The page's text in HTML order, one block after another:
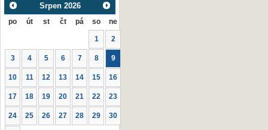
Srpen 2026
po út st čt pá so ne
1 2
3 4 5 6 7 8 9
10 11 12 13 14 15 16
17 18 19 20 21 22 23
24 25 26 27 28 29 30